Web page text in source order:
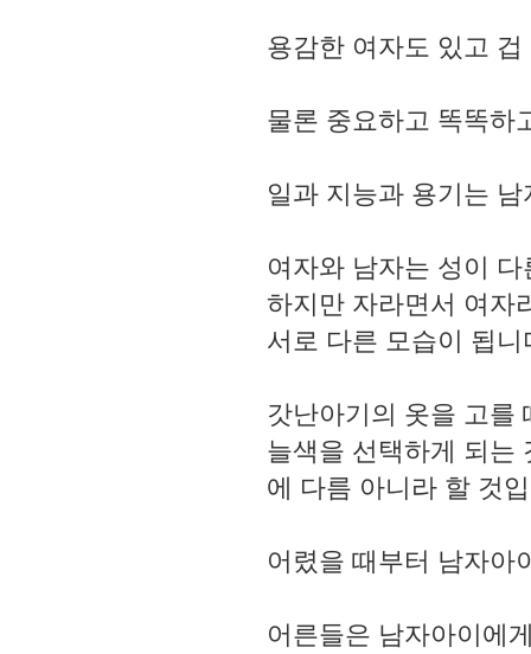
용감한 여자도 있고
물론 중요하고 똑똑하
일과 지능과 용기는
여자와 남자는 성이
하지만 자라면서 여자
서로 다른 모습이 됩
갓난아기의 옷을 고를
늘색을 선택하게 되는
에 다름 아니라 할 것
어렸을 때부터 남자아
어른들은 남자아이에